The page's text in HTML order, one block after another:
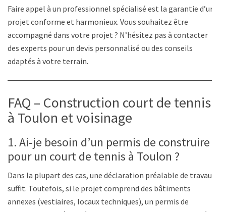
Faire appel à un professionnel spécialisé est la garantie d’un
projet conforme et harmonieux. Vous souhaitez être
accompagné dans votre projet ? N’hésitez pas à contacter
des experts pour un devis personnalisé ou des conseils
adaptés à votre terrain.
FAQ – Construction court de tennis
à Toulon et voisinage
1. Ai-je besoin d’un permis de construire
pour un court de tennis à Toulon ?
Dans la plupart des cas, une déclaration préalable de travaux
suffit. Toutefois, si le projet comprend des bâtiments
annexes (vestiaires, locaux techniques), un permis de